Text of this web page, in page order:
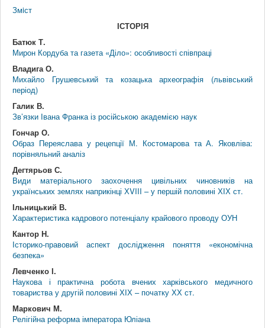
Змiст
ІСТОРІЯ
Батюк Т.
Мирон Кордуба та газета «Діло»: особливості співпраці
Владига О.
Михайло Грушевський та козацька археографія (львівський
період)
Галик В.
Зв’язки Івана Франка із російською академією наук
Гончар О.
Образ Переяслава у рецепції М. Костомарова та А. Яковліва:
порівняльний аналіз
Дегтярьов С.
Види матеріального заохочення цивільних чиновників на
українських землях наприкінці ХVIII – у першій половині ХІХ ст.
Ільницький В.
Характеристика кадрового потенціалу крайового проводу ОУН
Кантор Н.
Історико-правовий аспект дослідження поняття «економічна
безпека»
Левченко І.
Наукова і практична робота вчених харківського медичного
товариства у другій половині ХІХ – початку ХХ ст.
Маркович М.
Релігійна реформа імператора Юліана